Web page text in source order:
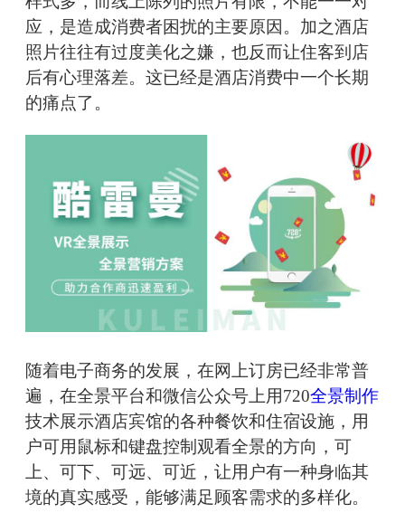
应，是造成消费者困扰的主要原因。加之酒店
照片往往有过度美化之嫌，也反而让住客到店
后有心理落差。这已经是酒店消费中一个长期
的痛点了。
随着电子商务的发展，在网上订房已经非常普
遍，在全景平台和微信公众号上用720全景制作
技术展示酒店宾馆的各种餐饮和住宿设施，用
户可用鼠标和键盘控制观看全景的方向，可
上、可下、可远、可近，让用户有一种身临其
境的真实感受，能够满足顾客需求的多样化。